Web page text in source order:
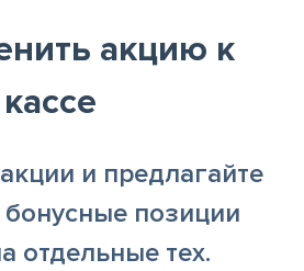
акцию к
и предлагайте
бонусные позиции
отдельные тех.